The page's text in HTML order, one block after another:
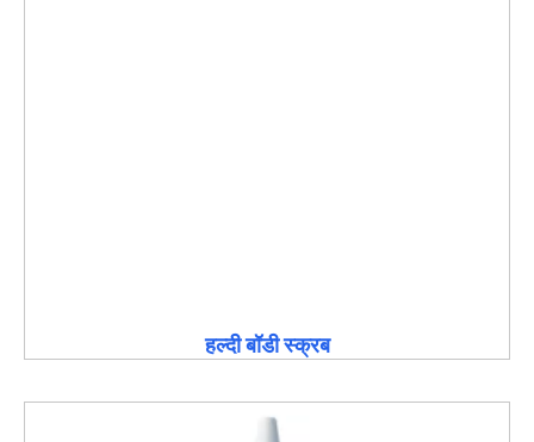
हल्दी बॉडी स्क्रब